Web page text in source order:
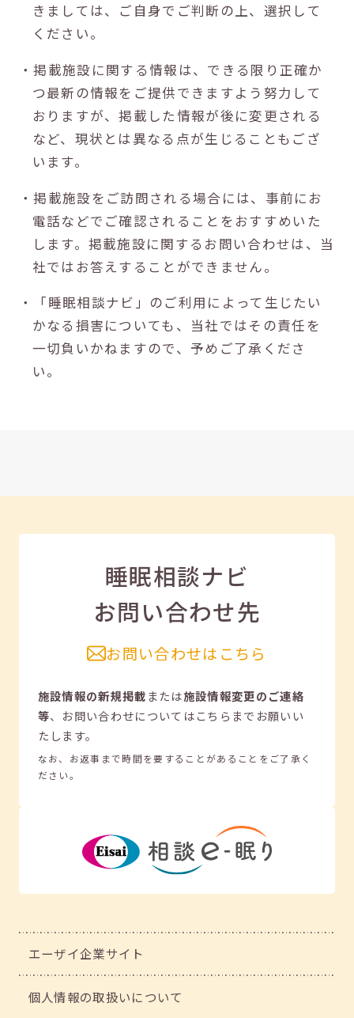
きましては、ご自身でご判断の上、選択して
ください。
・掲載施設に関する情報は、できる限り正確か
つ最新の情報をご提供できますよう努力して
おりますが、掲載した情報が後に変更される
など、現状とは異なる点が生じることもござ
います。
・掲載施設をご訪問される場合には、事前にお
電話などでご確認されることをおすすめいた
します。掲載施設に関するお問い合わせは、当
社ではお答えすることができません。
・「睡眠相談ナビ」のご利用によって生じたい
かなる損害についても、当社ではその責任を
一切負いかねますので、予めご了承くださ
い。
睡眠相談ナビ
お問い合わせ先
お問い合わせはこちら
施設情報の新規掲載または施設情報変更のご連絡
等、 お問い合わせについてはこちらまでお願いい
たします。
なお、お返事まで時間を要することがあることをご了承く
ださい。
エーザイ企業サイト
個人情報の取扱いについて